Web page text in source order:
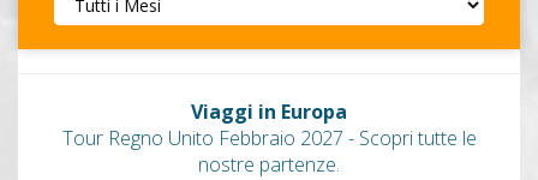
Viaggi in Europa
Tour Regno Unito Febbraio 2027 - Scopri tutte le
nostre partenze.